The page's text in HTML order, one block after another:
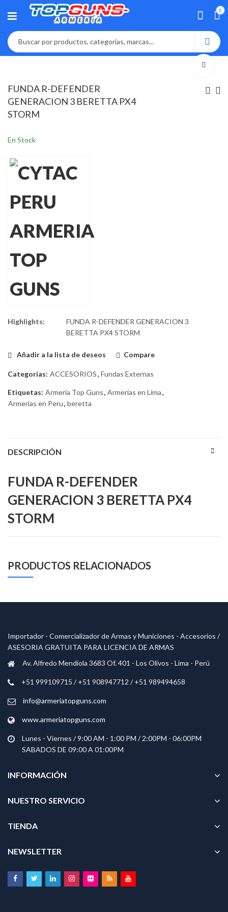
0
FUNDA R-DEFENDER
GENERACION 3 BERETTA PX4
STORM
En Stock
Highlights:
FUNDA R-DEFENDER GENERACION 3
BERETTA PX4 STORM
Añadir a la lista de deseos Compare
Categorías: ACCESORIOS, Fundas Externas
Etiquetas: Armeria Top Guns, Armerias en Lima,
Armerias en Peru, beretta
DESCRIPCIÓN
FUNDA R-DEFENDER
GENERACION 3 BERETTA PX4
STORM
PRODUCTOS RELACIONADOS
Importador - Comercializador de Armas y Municiones - Accesorios /
ASESORIA GRATUITA PARA LICENCIA DE ARMAS
Av. Alfredo Mendiola 3683 Of. 401 - Los Olivos - Lima - Perú
+51 999109715 / +51 908947712 / +51 989494658
info@armeriatopguns.com
www.armeriatopguns.com
Lunes - Viernes / 9:00 AM - 1:00 PM / 2:00PM - 06:00PM
SABADOS DE 09:00 A 01:00PM
INFORMACIÓN
NUESTRO SERVICIO
TIENDA
NEWSLETTER